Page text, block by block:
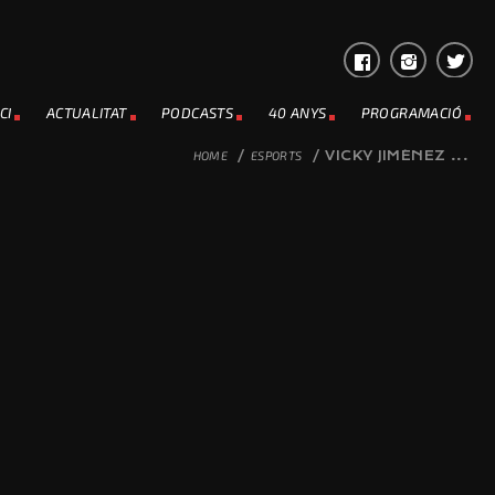
ACTUALITAT PODCASTS 40 ANYS PROGRAMACIÓ
HOME / ESPORTS / VICKY JIMÉNEZ ...